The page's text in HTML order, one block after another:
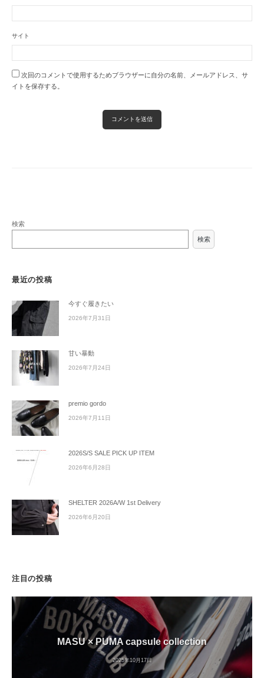
サイト
次回のコメントで使用するためブラウザーに自分の名前、メールアドレス、サ
イトを保存する。
検索
検索
最近の投稿
今すぐ履きたい
2026年7月31日
甘い暴動
2026年7月24日
premio gordo
2026年7月11日
2026S/S SALE PICK UP ITEM
2026年6月28日
SHELTER 2026A/W 1st Delivery
2026年6月20日
注目の投稿
MASU × PUMA capsule collection
2025年10月17日